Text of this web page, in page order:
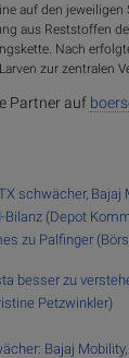
auf den
aus Reststoffen
Nach
zur zentralen
Partner auf
schwächer, Bajaj
Bilanz (Depot
zu Palfinger
besser zu
Petzwinkler)
Bajaj